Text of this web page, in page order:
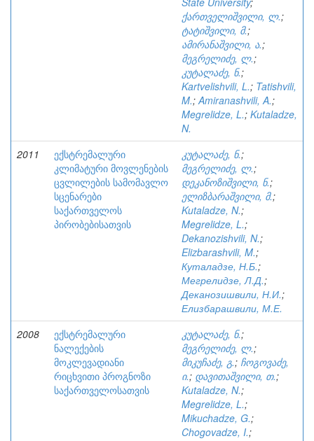
ქართველიშვილი, ლ.;
ტატიშვილი, მ.;
ამირანაშვილი, ა.;
მეგრელიძე, ლ.;
კუტალაძე, ნ.;
Kartvelishvili, L.; Tatishvili,
M.;Amiranashvili, A.;
Megrelidze, L.; Kutaladze,
N.
2011
ექსტრემალური
კლიმატური მოვლენების
ცვლილების სამომავლო
სცენარები
საქართველოს
პირობებისათვის
კუტალაძე, ნ.;
მეგრელიძე, ლ.;
დეკანოზიშვილი, ნ.;
ელიზბარაშვილი, მ.;
Kutaladze, N.;
Megrelidze, L.;
Dekanozishvili, N.;
Elizbarashvili, M.;
Куталадзе, Н.Б.;
Мегрелидзе, Л.Д.;
Деканозишвили, Н.И.;
Елизбарашвили, М.Е.
2008
ექსტრემალური
ნალექების
მოკლევადიანი
რიცხვითი პროგნოზი
საქართველოსათვის
კუტალაძე, ნ.;
მეგრელიძე, ლ.;
მიკუჩაძე, გ.; ჩოგოვაძე,
ი.; დავითაშვილი, თ.;
Kutaladze, N.;
Megrelidze, L.;
Mikuchadze, G.;
Chogovadze, I.;